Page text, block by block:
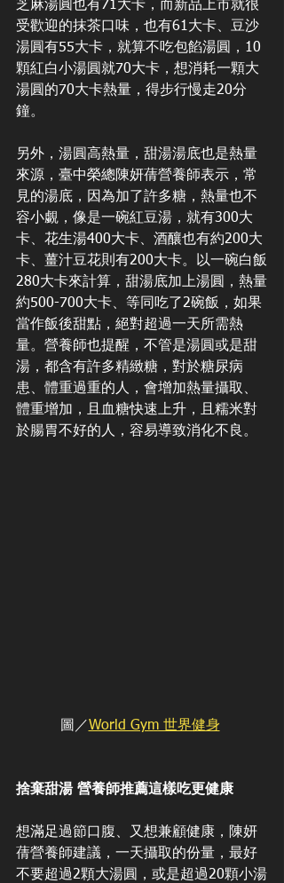
芝麻湯圓也有71大卡，而新品上市就很
受歡迎的抹茶口味，也有61大卡、豆沙
湯圓有55大卡，就算不吃包餡湯圓，10
顆紅白小湯圓就70大卡，想消耗一顆大
湯圓的70大卡熱量，得步行慢走20分
鐘。
另外，湯圓高熱量，甜湯湯底也是熱量
來源，臺中榮總陳妍蒨營養師表示，常
見的湯底，因為加了許多糖，熱量也不
容小覷，像是一碗紅豆湯，就有300大
卡、花生湯400大卡、酒釀也有約200大
卡、薑汁豆花則有200大卡。以一碗白飯
280大卡來計算，甜湯底加上湯圓，熱量
約500-700大卡、等同吃了2碗飯，如果
當作飯後甜點，絕對超過一天所需熱
量。營養師也提醒，不管是湯圓或是甜
湯，都含有許多精緻糖，對於糖尿病
患、體重過重的人，會增加熱量攝取、
體重增加，且血糖快速上升，且糯米對
於腸胃不好的人，容易導致消化不良。
圖／World Gym 世界健身
捨棄甜湯 營養師推薦這樣吃更健康
想滿足過節口腹、又想兼顧健康，陳妍
蒨營養師建議，一天攝取的份量，最好
不要超過2顆大湯圓，或是超過20顆小湯